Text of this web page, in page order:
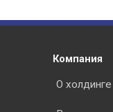
Компания
О холдинге